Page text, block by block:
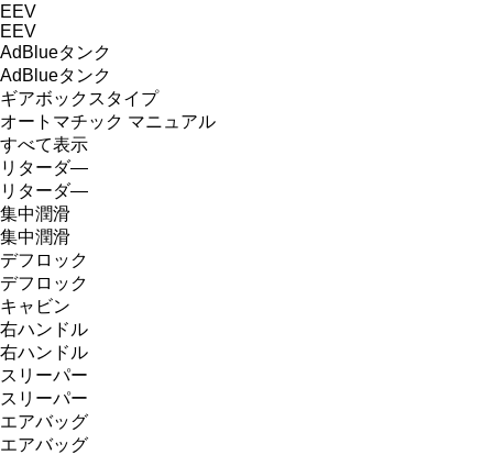
EEV
EEV
AdBlueタンク
AdBlueタンク
ギアボックスタイプ
オートマチック マニュアル
すべて表示
リターダ―
リターダ―
集中潤滑
集中潤滑
デフロック
デフロック
キャビン
右ハンドル
右ハンドル
スリーパー
スリーパー
エアバッグ
エアバッグ